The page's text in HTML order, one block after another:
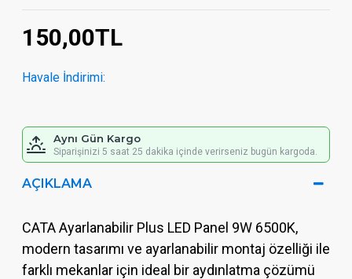
150,00TL
Havale İndirimi:
Aynı Gün Kargo
Siparişinizi 5 saat 25 dakika içinde verirseniz bugün kargoda.
AÇIKLAMA
CATA Ayarlanabilir Plus LED Panel 9W 6500K,
modern tasarımı ve ayarlanabilir montaj özelliği ile
farklı mekanlar için ideal bir aydınlatma çözümü